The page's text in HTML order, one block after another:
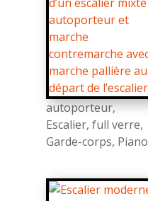
autoporteur,
Escalier, full verre,
Garde-corps, Piano